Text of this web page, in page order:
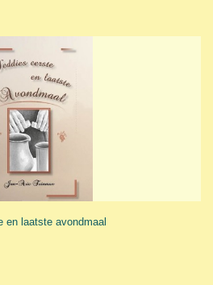
en laatste avondmaal